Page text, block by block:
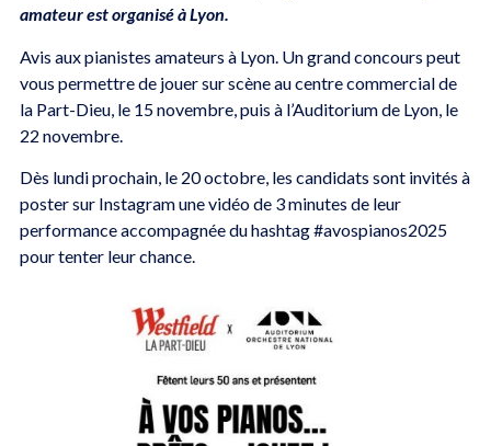
amateur est organisé à Lyon.
Avis aux pianistes amateurs à Lyon. Un grand concours peut
vous permettre de jouer sur scène au centre commercial de
la Part-Dieu, le 15 novembre, puis à l’Auditorium de Lyon, le
22 novembre.
Dès lundi prochain, le 20 octobre, les candidats sont invités à
poster sur Instagram une vidéo de 3 minutes de leur
performance accompagnée du hashtag #avospianos2025
pour tenter leur chance.